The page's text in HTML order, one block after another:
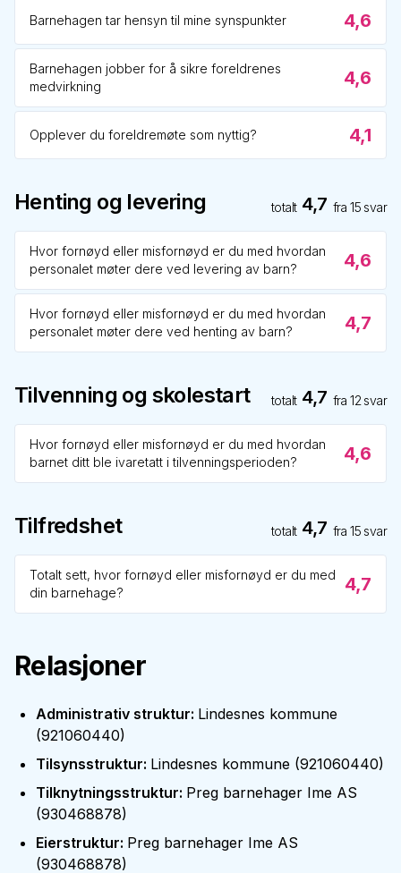
Barnehagen tar hensyn til mine synspunkter 4,6
Barnehagen jobber for å sikre foreldrenes
medvirkning
4,6
Opplever du foreldremøte som nyttig? 4,1
Henting og levering totalt 4,7 fra15 svar
Hvor fornøyd eller misfornøyd er du med hvordan
personalet møter dere ved levering av barn?
4,6
Hvor fornøyd eller misfornøyd er du med hvordan
personalet møter dere ved henting av barn?
4,7
Tilvenning og skolestart totalt 4,7 fra12 svar
Hvor fornøyd eller misfornøyd er du med hvordan
barnet ditt ble ivaretatt i tilvenningsperioden?
4,6
Tilfredshet totalt 4,7 fra15 svar
Totalt sett, hvor fornøyd eller misfornøyd er du med
din barnehage?
4,7
Relasjoner
Administrativ struktur: Lindesnes kommune
(921060440)
Tilsynsstruktur: Lindesnes kommune (921060440)
Tilknytningsstruktur: Preg barnehager Ime AS
(930468878)
Eierstruktur: Preg barnehager Ime AS
(930468878)